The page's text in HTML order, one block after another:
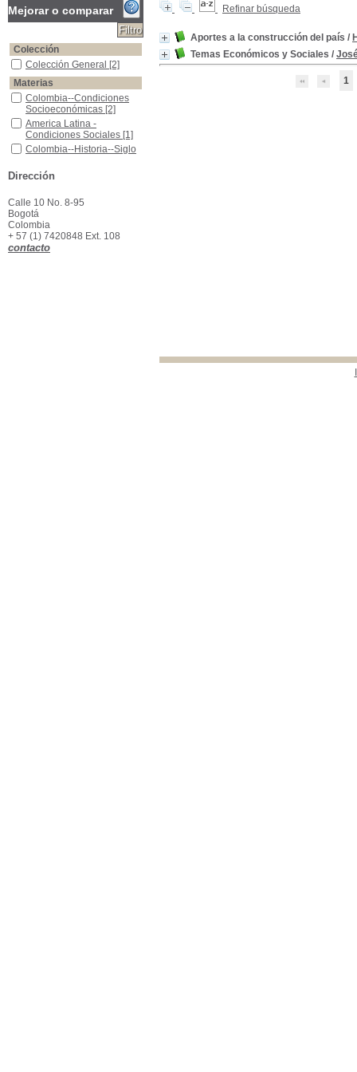
Refinar búsqueda
Aportes a la construcción del país /
Temas Económicos y Sociales /
1
Mejorar o comparar
Colección
Colección General
Colección General [2]
Materias
Colombia--Condiciones Socioeconómicas
Colombia--Condiciones
Socioeconómicas [2]
America Latina - Condiciones Sociales
America Latina -
Condiciones Sociales [1]
Colombia--Historia--Siglo XIX
Colombia--Historia--Siglo
Economía Social - Colombia.
Economía Social -
Ensayos colombianos
Ensayos colombianos
Escritores colombianos
Escritores colombianos
Dirección
Calle 10 No. 8-95
Bogotá
Colombia
+ 57 (1) 7420848 Ext. 108
contacto